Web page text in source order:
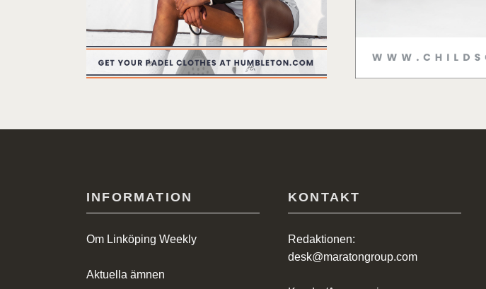
INFORMATION
Om Linköping Weekly
Aktuella ämnen
KONTAKT
Redaktionen:
desk@maratongroup.com